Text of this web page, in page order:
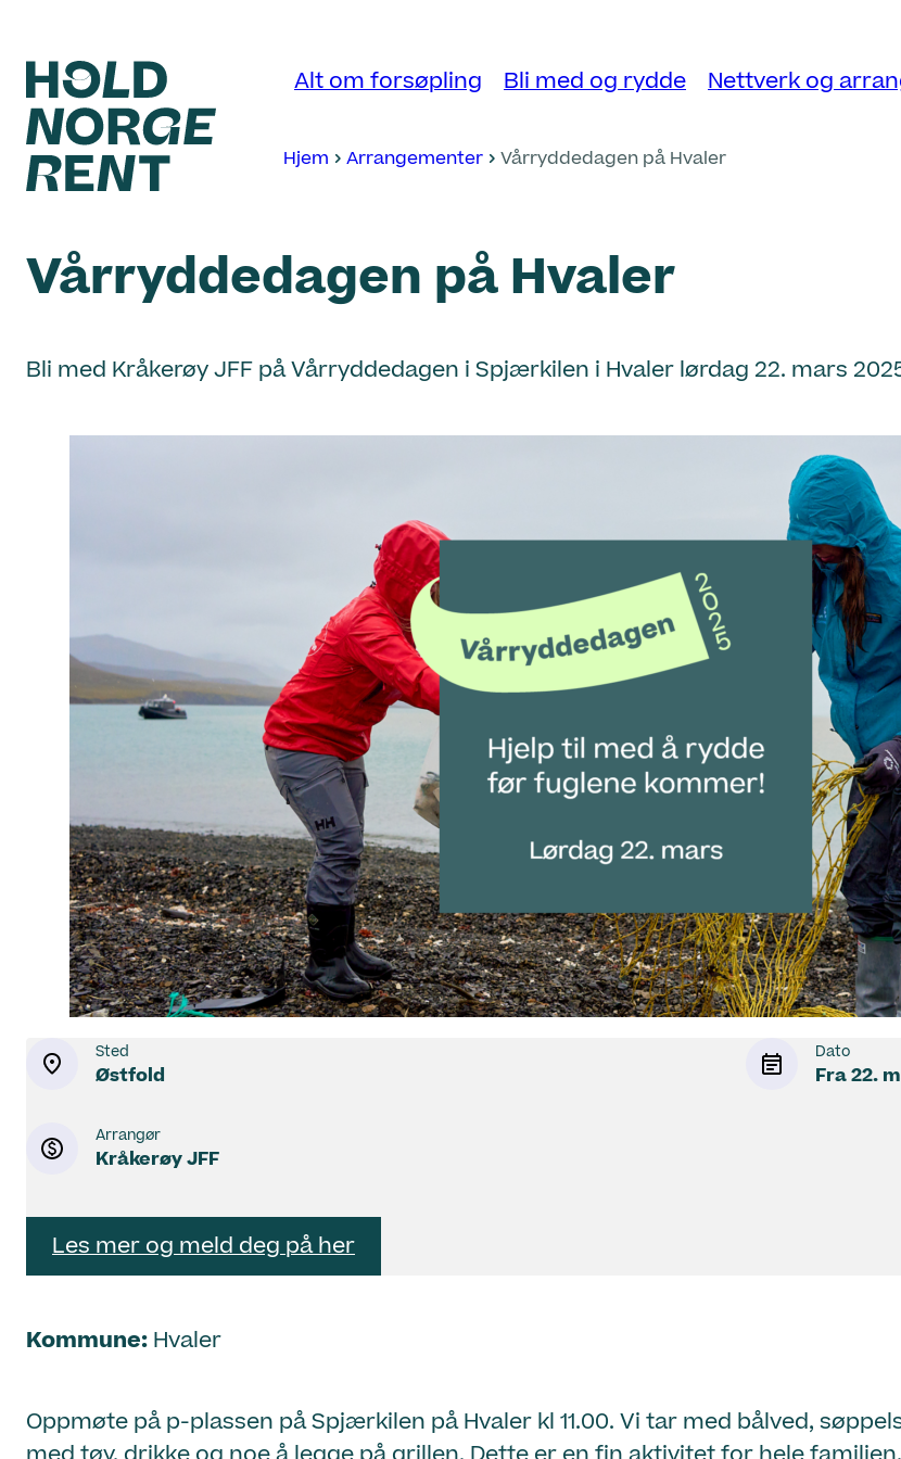
til
innhold
Norge
Rent
Alt om forsøpling Bli med og rydde Nettverk og
Hjem Arrangementer Vårryddedagen på Hvaler
Vårryddedagen på Hvaler
Bli med Kråkerøy JFF på Vårryddedagen i Spjærkilen i Hvaler lørdag 22. mars
Sted
Østfold
Dato
Fra22.
Arrangør
Kråkerøy JFF
Les mer og meld deg på her
Kommune: Hvaler
Oppmøte på p-plassen på Spjærkilen på Hvaler kl 11.00. Vi tar med bålved,